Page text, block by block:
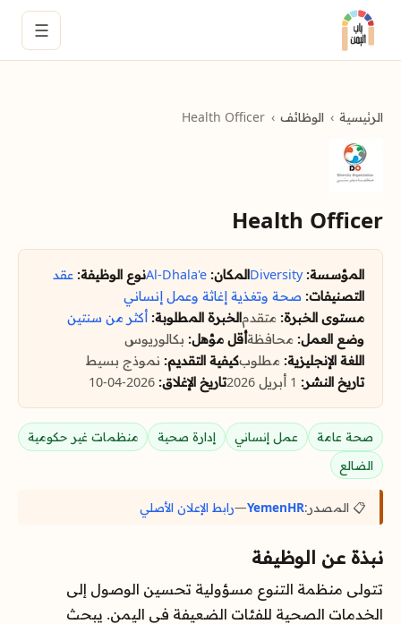
☰
الرئيسية الوظائف Health Officer
Health Officer
المؤسسة: Diversityالمكان: Al-Dhala'eنوع الوظيفة: عقد
التصنيفات: صحة وتغذية إغاثة وعمل إنساني
مستوى الخبرة: متقدمالخبرة المطلوبة: أكثر من سنتين
وضع العمل: محافظةأقل مؤهل: بكالوريوس
اللغة الإنجليزية: مطلوبكيفية التقديم: نموذج بسيط
تاريخ النشر:
تاريخ الإغلاق:
صحة عامة عمل إنساني إدارة صحية
منظمات غير حكومية
الضالع
📋 المصدر:YemenHR
—رابط الإعلان الأصلي
نبذة عن الوظيفة
تتولى منظمة التنوع مسؤولية تحسين الوصول إلى
الخدمات الصحية للفئات الضعيفة في اليمن. يبحث